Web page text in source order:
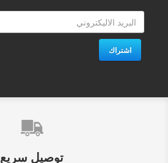
اشتراك
توصيل سريع